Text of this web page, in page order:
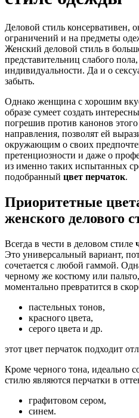
Деловой стиль консервативен,
ограничений и на предметы
Женский деловой стиль в
представительниц слабого
индивидуальности. Да и о
забыть.
Однако женщина с хорошим
образе сумеет создать
погрешив против канонов этого
направления, позволят ей
окружающим о своих
претенциозности и даже о
из именно таких испытанных
подобранный цвет перчаток.
Приоритетные
женского делового
Всегда в чести в деловом стиле
Это универсальный вариант,
сочетается с любой гаммой.
черному же костюму или
моментально превратится в
пастельных тонов,
красного цвета,
серого цвета и др.
этот цвет перчаток подходит
Кроме черного тона, идеально
стилю являются перчатки в
графитовом сером,
синем.